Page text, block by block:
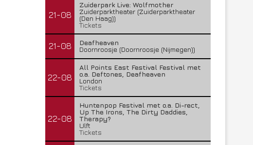
21-08
Zuiderpark Live: Wolfmother
Zuiderparktheater (Zuiderparktheater
(Den Haag))
Tickets
21-08
Deafheaven
Doornroosje (Doornroosje (Nijmegen))
22-08
All Points East Festival Festival met
o.a. Deftones, Deafheaven
London
Tickets
22-08
Huntenpop Festival met o.a. Di-rect,
Up The Irons, The Dirty Daddies,
Therapy?
Ulft
Tickets